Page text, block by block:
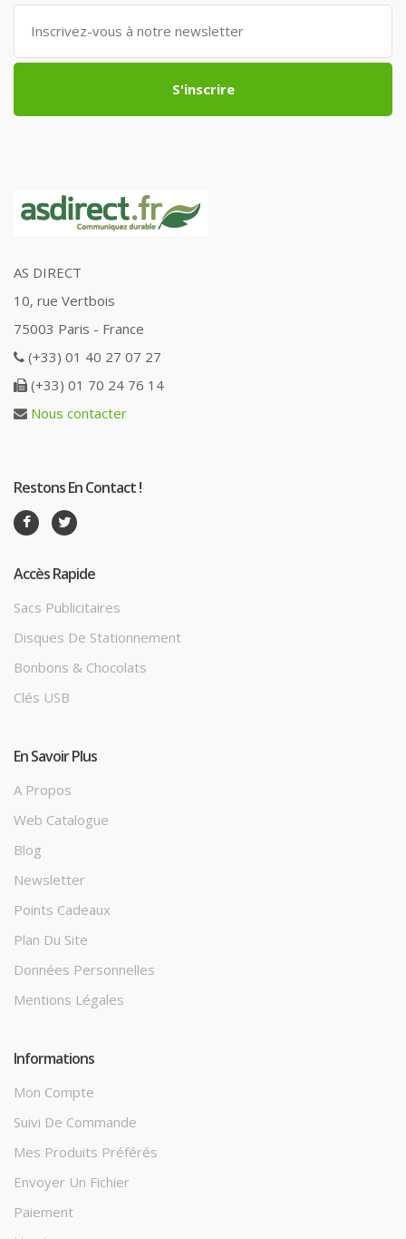
S'inscrire
AS DIRECT
10, rue Vertbois
75003 Paris - France
(+33) 01 40 27 07 27
(+33) 01 70 24 76 14
Nous contacter
Restons En Contact !
Accès Rapide
Sacs Publicitaires
Disques De Stationnement
Bonbons & Chocolats
Clés USB
En Savoir Plus
A Propos
Web Catalogue
Blog
Newsletter
Points Cadeaux
Plan Du Site
Données Personnelles
Mentions Légales
Informations
Mon Compte
Suivi De Commande
Mes Produits Préférés
Envoyer Un Fichier
Paiement